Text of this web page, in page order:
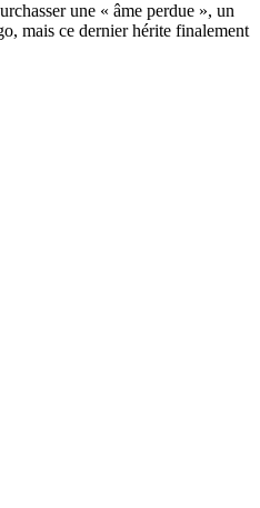
une « âme perdue », un
mais ce dernier hérite finalement